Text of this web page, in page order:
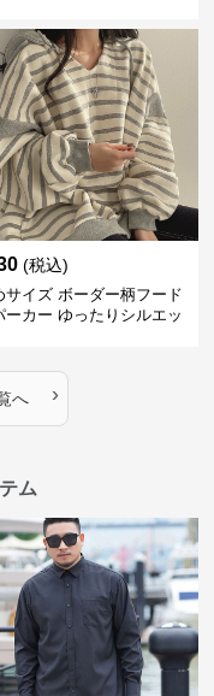
(税込)
サイズ ボーダー柄フード
ーカー ゆったりシルエッ
へ ›
ム